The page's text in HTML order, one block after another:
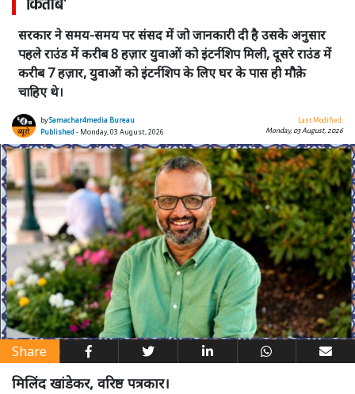
किताब'
सरकार ने समय-समय पर संसद में जो जानकारी दी है उसके अनुसार
पहले राउंड में करीब 8 हज़ार युवाओं को इंटर्नशिप मिली, दूसरे राउंड में
करीब 7 हज़ार, युवाओं को इंटर्नशिप के लिए घर के पास ही मौक़े
चाहिए थे।
bySamachar4media Bureau
Published- Monday, 03 August, 2026
Last Modified:
Monday, 03 August, 2026
Share
मिलिंद खांडेकर, वरिष्ठ पत्रकार।